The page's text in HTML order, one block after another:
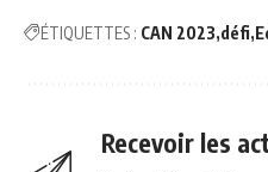
ÉTIQUETTES : CAN 2023 défi
Recevoir les